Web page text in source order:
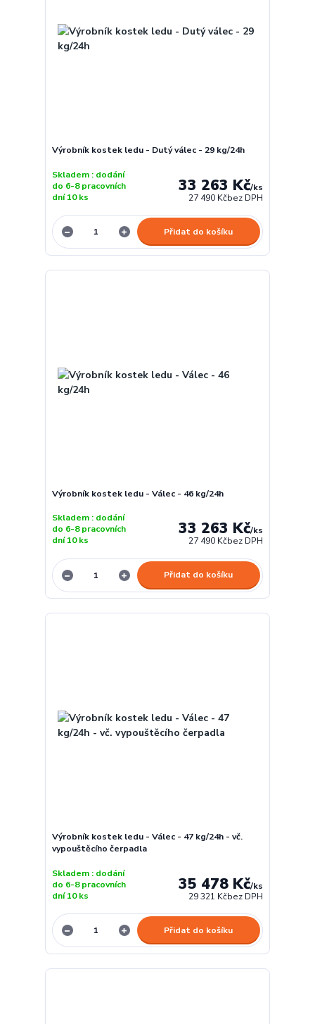
Výrobník kostek ledu - Dutý válec - 29 kg/24h
33 263 Kč/ks
27 490 Kčbez DPH
Skladem : dodání
do 6-8 pracovních
dní 10 ks
Přidat do košíku
Výrobník kostek ledu - Válec - 46 kg/24h
33 263 Kč/ks
27 490 Kčbez DPH
Skladem : dodání
do 6-8 pracovních
dní 10 ks
Přidat do košíku
Výrobník kostek ledu - Válec - 47 kg/24h - vč.
vypouštěcího čerpadla
35 478 Kč/ks
29 321 Kčbez DPH
Skladem : dodání
do 6-8 pracovních
dní 10 ks
Přidat do košíku